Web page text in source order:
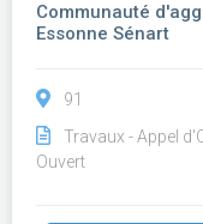
Communauté
Essonne Sénart
91
Travaux - Appel
Ouvert